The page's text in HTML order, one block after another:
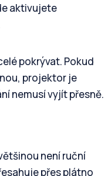
aktivujete
pokrývat. Pokud
projektor je
nemusí vyjít přesně.
není ruční
přes plátno